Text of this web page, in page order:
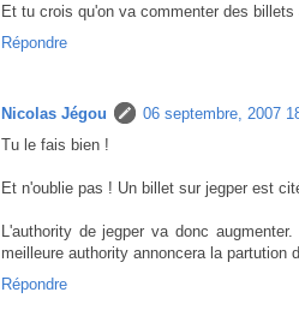
Et tu crois qu'on va commenter des
Répondre
Nicolas Jégou
06 septembre, 2007
Tu le fais bien !
Et n'oublie pas ! Un billet sur jegper est
L'authority de jegper va donc
meilleure authority annoncera la partution
Répondre